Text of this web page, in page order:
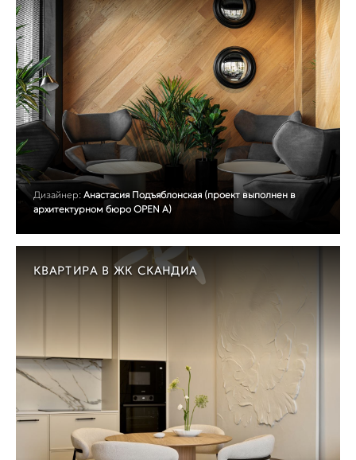
Дизайнер: Анастасия Подъяблонская (проект выполнен в
архитектурном бюро OPEN A)
КВАРТИРА В ЖК СКАНДИА